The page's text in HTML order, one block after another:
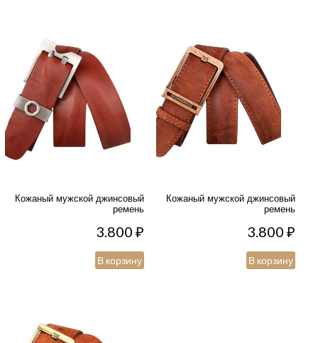
Кожаный мужской джинсовый
ремень
3.800₽
В корзину
Кожаный мужской джинсовый
ремень
3.800₽
В корзину